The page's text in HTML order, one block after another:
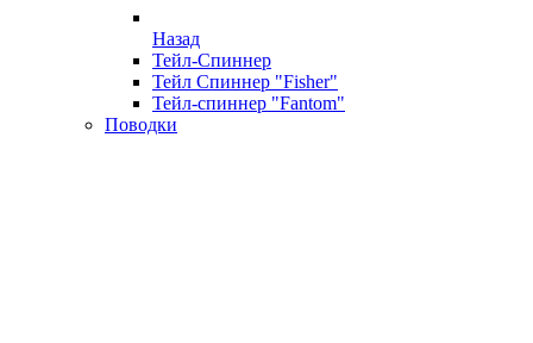
Назад
Тейл-Спиннер
Тейл Спиннер "Fisher"
Тейл-спиннер "Fantom"
Поводки